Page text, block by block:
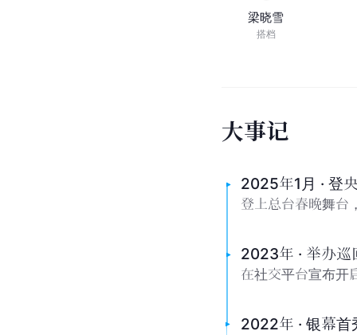
梁晓雪
搭档
大事记
2025年1月 · 登
登上总台春晚舞台
2023年 · 举办巡
在社交平台宣布开
2022年 · 银幕首